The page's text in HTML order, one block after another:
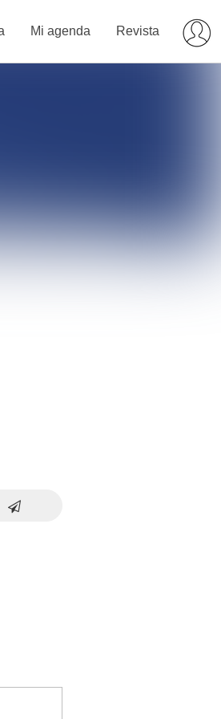
Mi agenda Revista